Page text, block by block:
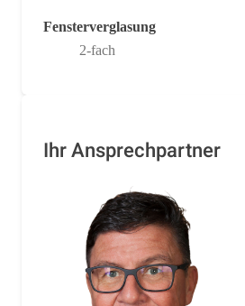
Fensterverglasung
2-fach
Ihr Ansprechpartner